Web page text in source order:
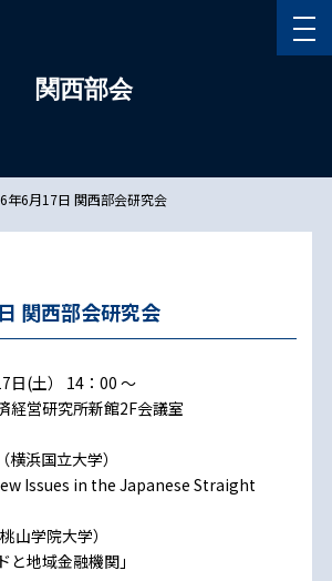
関西部会
年6月17日 関西部会研究会
関西部会研究会
日(土） 14：00 ～
経営研究所新館2F会議室
浜国立大学）
Issues in the Japanese Straight
学院大学）
と地域金融機関」